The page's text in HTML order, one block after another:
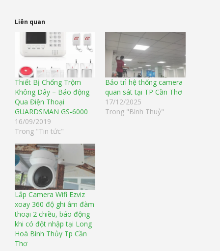
Liên quan
Thiết Bị Chống Trộm
Không Dây – Báo động
Qua Điện Thoại
GUARDSMAN GS-6000
16/09/2019
Trong "Tin tức"
Bảo trì hệ thống camera
quan sát tại TP Cần Thơ
17/12/2025
Trong "Bình Thuỷ"
Lắp Camera Wifi Ezviz
xoay 360 độ ghi âm đàm
thoại 2 chiều, báo động
khi có đột nhập tại Long
Hoà Bình Thủy Tp Cần
Thơ